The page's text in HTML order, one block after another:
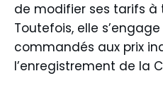
de modifier ses tarifs
Toutefois, elle
commandés aux prix
l’enregistrement de la